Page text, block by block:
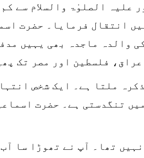
الصلوٰۃ والسلام سے
انتقال فرمایا۔ حضرت
والدہ ماجدہ بھی یہیں
فلسطین اور مصر تک
ملتا ہے۔ ایک شخص
تنگدستی ہے۔ حضرت
تھا۔ آپ نے تھوڑا سا